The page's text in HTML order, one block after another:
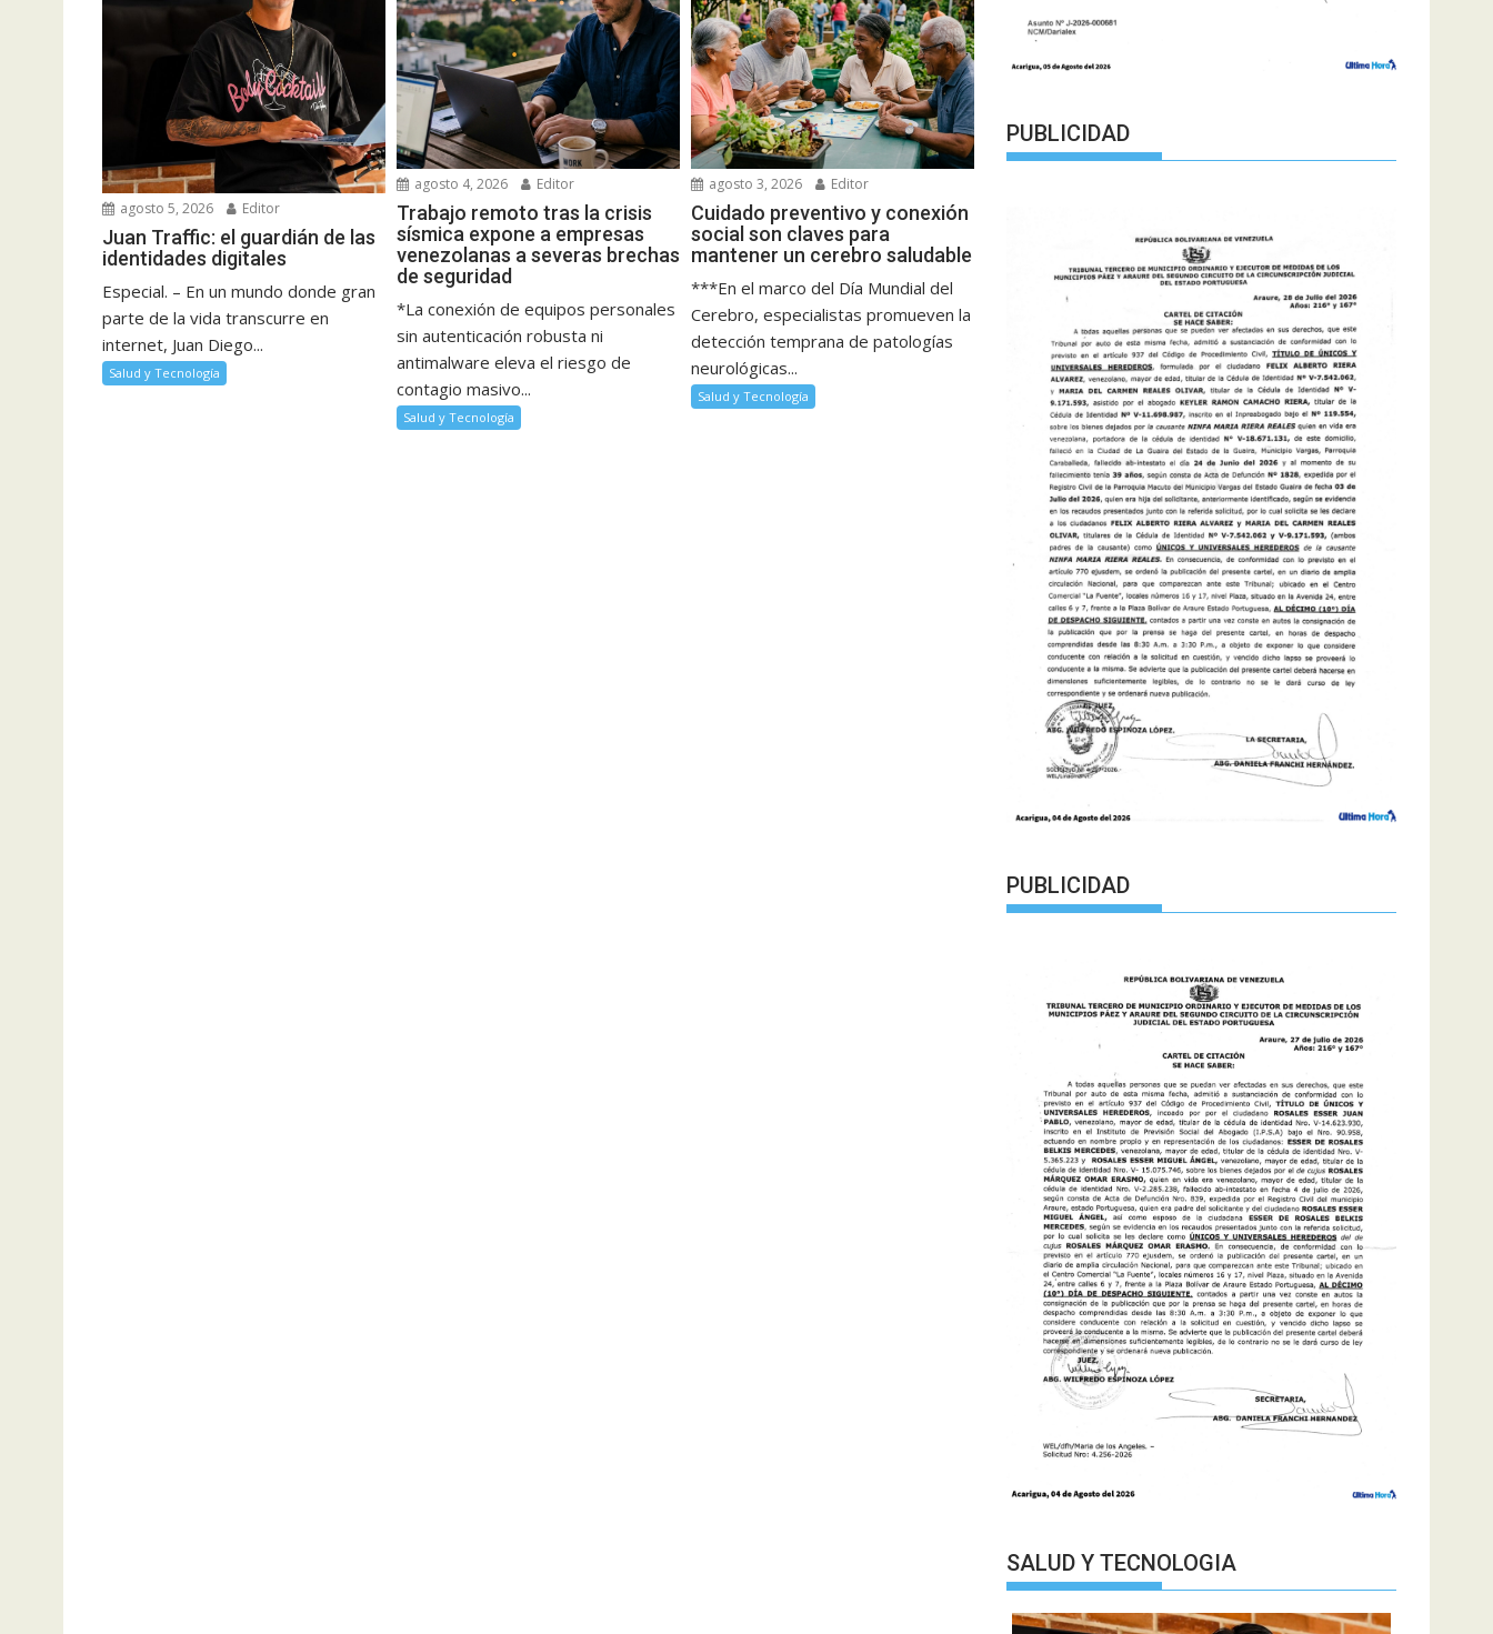
agosto 5, 2026 Editor
Juan Traffic: el guardián de las
identidades digitales
Especial. – En un mundo donde gran
parte de la vida transcurre en
internet, Juan Diego...
Salud y Tecnología
agosto 4, 2026 Editor
Trabajo remoto tras la crisis
sísmica expone a empresas
venezolanas a severas brechas
de seguridad
*La conexión de equipos personales
sin autenticación robusta ni
antimalware eleva el riesgo de
contagio masivo...
Salud y Tecnología
agosto 3, 2026 Editor
Cuidado preventivo y conexión
social son claves para
mantener un cerebro saludable
***En el marco del Día Mundial del
Cerebro, especialistas promueven la
detección temprana de patologías
neurológicas...
Salud y Tecnología
PUBLICIDAD
PUBLICIDAD
SALUD Y TECNOLOGIA